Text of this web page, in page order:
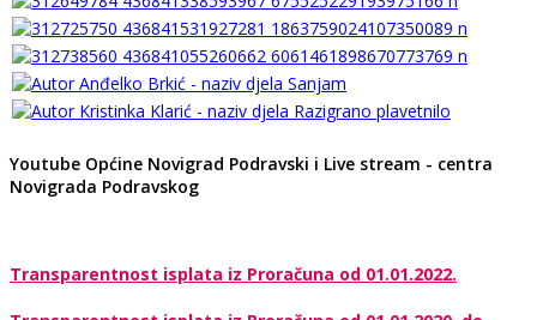
Youtube Općine Novigrad Podravski i Live stream - centra
Novigrada Podravskog
Transparentnost isplata iz Proračuna od 01.01.2022.